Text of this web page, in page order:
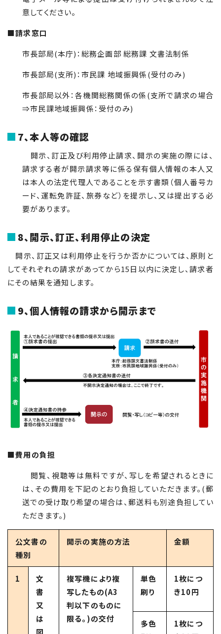
意してください。
■請求窓口
市長部局(本庁)：総務企画部 総務課 文書法制係
市長部局(支所)：市民課 地域振興係(受付のみ)
市長部局以外：各機関総務関係の係(支所で請求の場合
⇒市民課地域振興係：受付のみ)
7、本人等の確認
開示、訂正及び利用停止請求、開示の実施の際には、
請求する者が開示請求等に係る保有個人情報の本人又
は本人の法定代理人であることを示す書類（個人番号カ
ード、運転免許証、旅券など）を提示し、又は提出する必
要があります。
8、開示、訂正、利用停止の決定
開示、訂正又は利用停止を行うか否かについては、原則と
してそれぞれの請求があってから15日以内に決定し、請求者
にその結果を通知します。
9、個人情報の請求から開示まで
■費用の負担
閲覧、視聴等は無料ですが、写しを希望されるときに
は、その費用を下記のとおり負担していただきます。(郵
送での受け取り希望の場合は、郵送料も別途負担してい
ただきます。)
公文書の
種別
開示の実施の方法 金額
1
文
書
又
は
図
複写機により複
写したもの(A3
判以下のものに
限る。)の交付
単色
刷り
1枚につ
き10円
多色
1枚につ